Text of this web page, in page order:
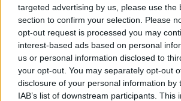
targeted advertising by us, please use the
section to confirm your selection. Please
opt-out request is processed you may
interest-based ads based on personal
us or personal information disclosed to
your opt-out. You may separately opt-out
disclosure of your personal information by
IAB’s list of downstream participants. This